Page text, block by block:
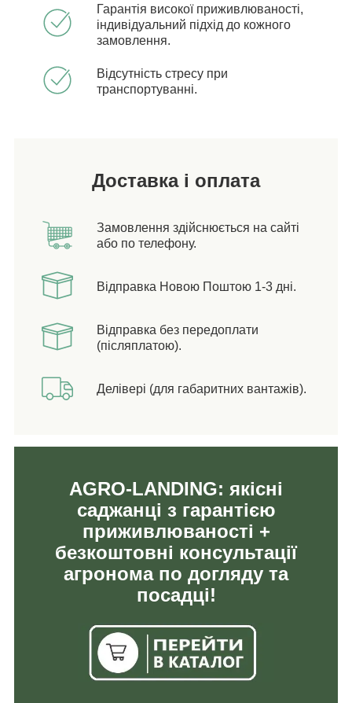
Гарантія високої приживлюваності,
індивідуальний підхід до кожного
замовлення.
Відсутність стресу при
транспортуванні.
Доставка і оплата
Замовлення здійснюється на сайті
або по телефону.
Відправка Новою Поштою 1-3 дні.
Відправка без передоплати
(післяплатою).
Делівері (для габаритних вантажів).
AGRO-LANDING: якісні
саджанці з гарантією
приживлюваності +
безкоштовні консультації
агронома по догляду та
посадці!